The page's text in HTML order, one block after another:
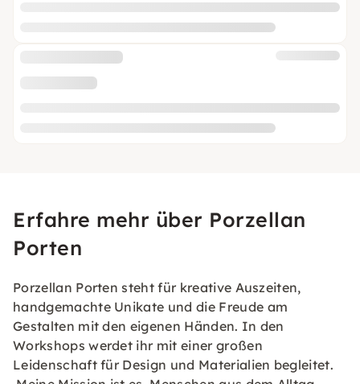
Erfahre mehr über Porzellan
Porten
Porzellan Porten steht für kreative Auszeiten,
handgemachte Unikate und die Freude am
Gestalten mit den eigenen Händen. In den
Workshops werdet ihr mit einer großen
Leidenschaft für Design und Materialien begleitet.